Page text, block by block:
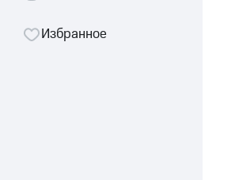
Избранное